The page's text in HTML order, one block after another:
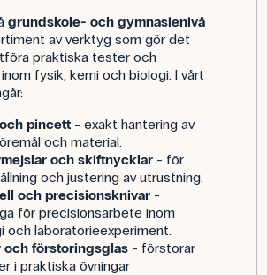
grundskole- och gymnasienivå
av verktyg som gör det
praktiska tester och
fysik, kemi och biologi. I vårt
pincett- exakt hantering av
och material.
och skiftnycklar- för
och justering av utrustning.
och precisionsknivar-
för precisionsarbete inom
och laboratorieexperiment.
och förstoringsglas- förstorar
i praktiska övningar